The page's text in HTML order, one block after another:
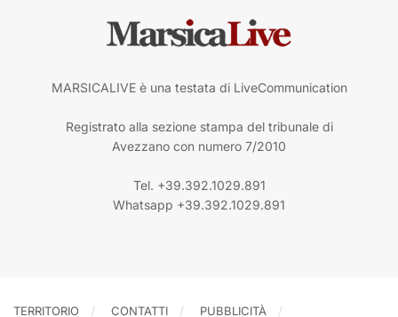
MARSICALIVE è una testata di LiveCommunication
Registrato alla sezione stampa del tribunale di
Avezzano con numero 7/2010
Tel. +39.392.1029.891
Whatsapp +39.392.1029.891
TERRITORIO CONTATTI PUBBLICITÀ